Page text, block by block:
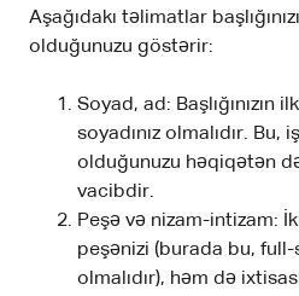
Aşağıdakı təlimatlar
olduğunuzu göstərir:
Soyad, ad: Başlığınızın
soyadınız olmalıdır.
olduğunuzu həqiqətən
vacibdir.
Peşə və nizam-intizam:
peşənizi (burada bu,
olmalıdır), həm də